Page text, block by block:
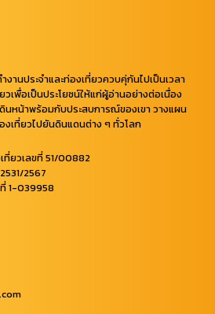
านประจำและท่องเที่ยวควบคุ่กันไปเป็นเวลา
เพื่อเป็นประโยชน์ให้แก่ผู้อ่านอย่างต่อเนื่อง
นหน้าพร้อมกับประสบการณ์ของเขา วางแผน
งเที่ยวไปยันดินแดนต่าง ๆ ทั่วโลก
ยวเลขที่ 51/00882
2567
1-039958